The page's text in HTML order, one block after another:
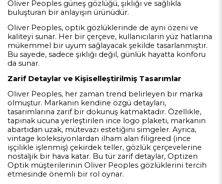
Oliver Peoples güneş gözlüğü, şıklığı ve sağlıkla
buluşturan bir anlayışın ürünüdür.
Oliver Peoples, optik gözlüklerinde de aynı özeni ve
kaliteyi sunar. Her bir çerçeve, kullanıcıların yüz hatlarına
mükemmel bir uyum sağlayacak şekilde tasarlanmıştır.
Bu sayede, sadece şıklığı değil, günlük hayatta konforu
da sunar.
Zarif Detaylar ve Kişiselleştirilmiş Tasarımlar
Oliver Peoples, her zaman trend belirleyen bir marka
olmuştur. Markanın kendine özgü detayları,
tasarımlarına zarif bir dokunuş katmaktadır. Özellikle,
tapınak ucuna yerleştirilen ince logo plaketi, markanın
abartıdan uzak, mütevazı estetiğini simgeler. Ayrıca,
vintage koleksiyonlardan ilham alan filigreed (ince
işçilikle işlenmiş) çekirdek teller, gözlük çerçevelerine
nostaljik bir hava katar. Bu tür zarif detaylar, Optizen
Optik müşterilerinin Oliver Peoples gözlüklerini tercih
etmesinde önemli bir rol oynar.